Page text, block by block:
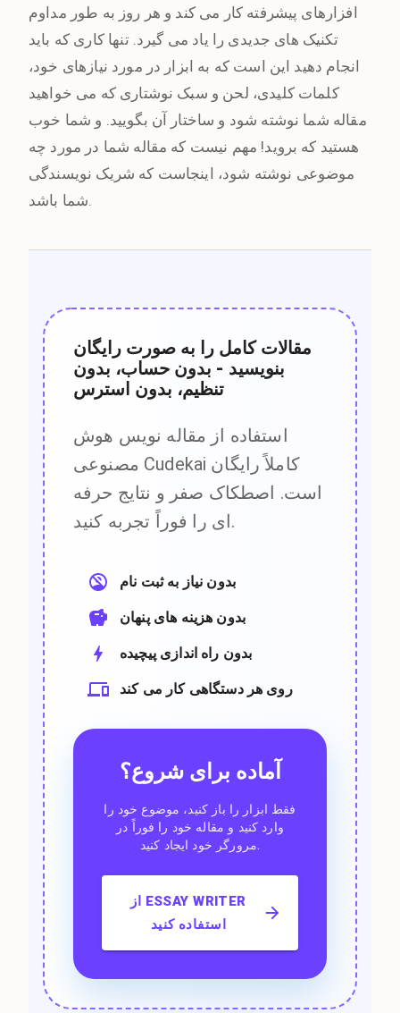
افزارهای پیشرفته کار می کند و هر روز به طور مداوم
تکنیک های جدیدی را یاد می گیرد. تنها کاری که باید
انجام دهید این است که به ابزار در مورد نیازهای خود،
کلمات کلیدی، لحن و سبک نوشتاری که می خواهید
مقاله شما نوشته شود و ساختار آن بگویید. و شما خوب
هستید که بروید! مهم نیست که مقاله شما در مورد چه
موضوعی نوشته شود، اینجاست که شریک نویسندگی
شما باشد.
مقالات کامل را به صورت رایگان
بنویسید - بدون حساب، بدون
تنظیم، بدون استرس
استفاده از مقاله نویس هوش
مصنوعی Cudekai کاملاً رایگان
است. اصطکاک صفر و نتایج حرفه
ای را فوراً تجربه کنید.
بدون نیاز به ثبت نام
بدون هزینه های پنهان
بدون راه اندازی پیچیده
روی هر دستگاهی کار می کند
آماده برای شروع؟
فقط ابزار را باز کنید، موضوع خود را
وارد کنید و مقاله خود را فوراً در
مرورگر خود ایجاد کنید.
از ESSAY WRITER
استفاده کنید